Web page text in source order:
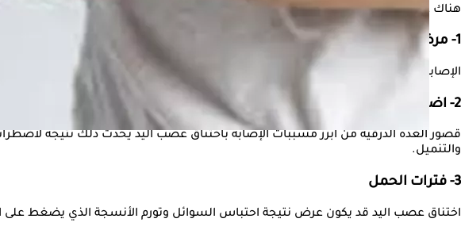
هناك عدة أسباب لحدوث اختناق عصب اليد، من الضروري تشخيصها من خلال الطبيب
1- مرض السكري
الإصابة بـ مرض السكري تزيد من خطر الإصابة بـ اختناق عصب اليد، لأن ارتفاع
2- اضطرابات بالغدة الدرقية
قصور الغدة الدرقية من أبرز مسببات الإصابة باختناق عصب اليد يحدث ذلك نتيجة
والتنميل.
3- فترات الحمل
اختناق عصب اليد قد يكون عرض نتيجة احتباس السوائل وتورم الأنسجة الذي يضغط على